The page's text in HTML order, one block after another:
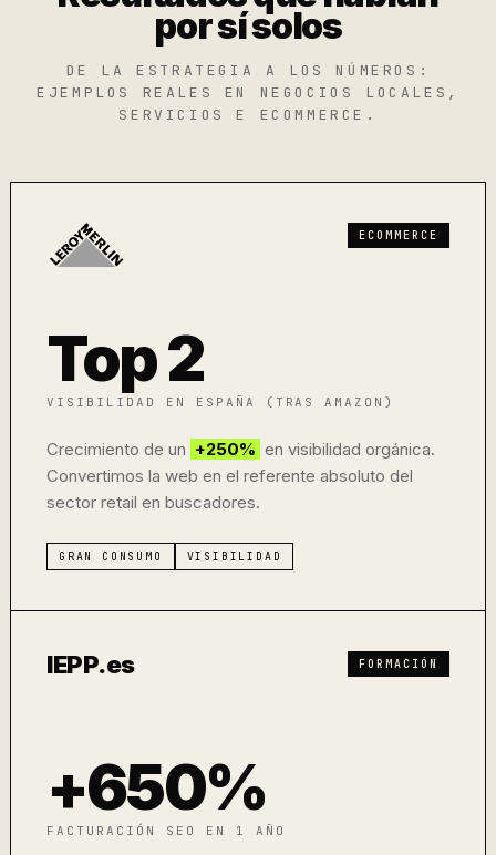
por sí solos
DE LA ESTRATEGIA A LOS NÚMEROS:
EJEMPLOS REALES EN NEGOCIOS LOCALES,
SERVICIOS E ECOMMERCE.
ECOMMERCE
Top 2
VISIBILIDAD EN ESPAÑA (TRAS AMAZON)
Crecimiento de un +250% en visibilidad orgánica.
Convertimos la web en el referente absoluto del
sector retail en buscadores.
GRAN CONSUMO VISIBILIDAD
IEPP.es FORMACIÓN
+650%
FACTURACIÓN SEO EN 1 AÑO